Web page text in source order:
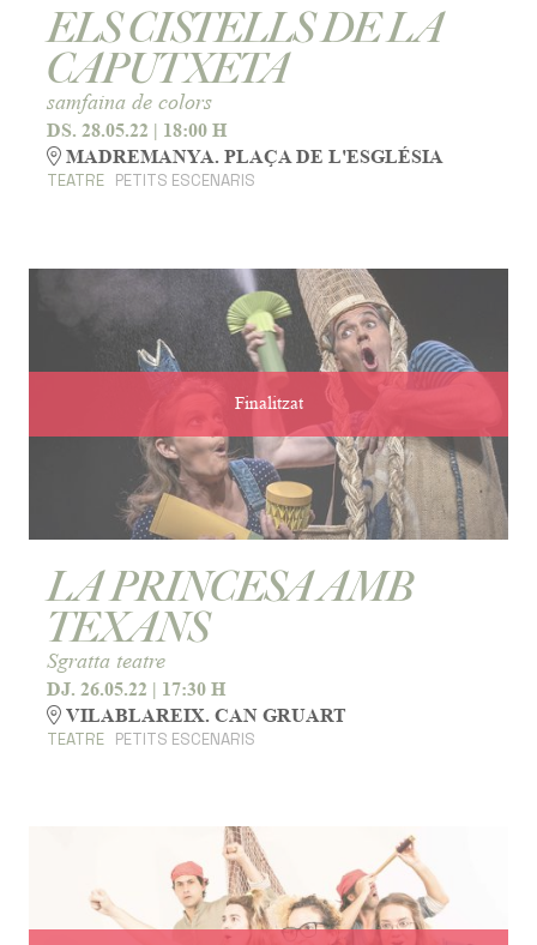
ELS CISTELLS DE LA
CAPUTXETA
samfaina de colors
DS. 28.05.22 | 18:00 H
MADREMANYA. PLAÇA DE L'ESGLÉSIA
TEATRE PETITS ESCENARIS
Finalitzat
LA PRINCESA AMB
TEXANS
Sgratta teatre
DJ. 26.05.22 | 17:30 H
VILABLAREIX. CAN GRUART
TEATRE PETITS ESCENARIS